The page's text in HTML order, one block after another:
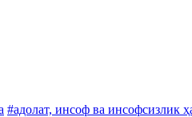
#адолат, инсоф ва инсофсизлик